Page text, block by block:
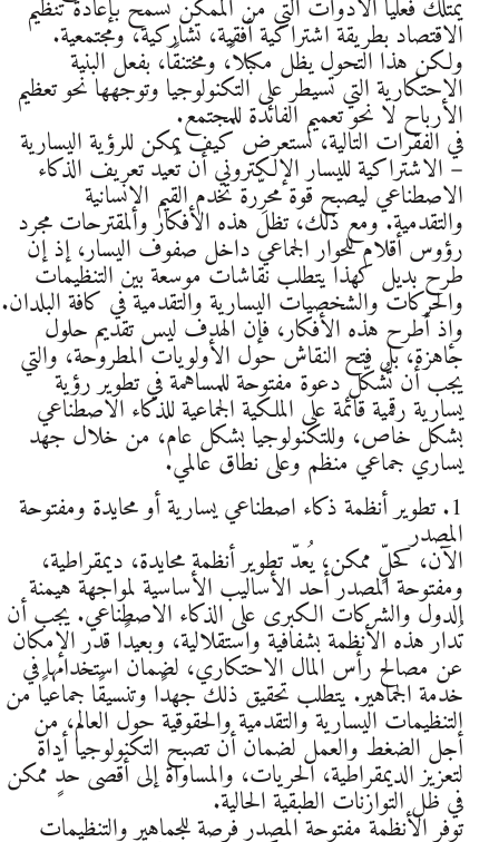
يمتلك فعليًا الأدوات التي من الممكن تسمح بإعادة تنظيم
الاقتصاد بطريقة اشتراكية أفقية، تشاركية، ومجتمعية.
ولكن هذا التحول يظل مكبلاً، ومختنقًا، بفعل البنية
الاحتكارية التي تسيطر على التكنولوجيا وتوجهها نحو تعظيم
الأرباح لا نحو تعميم الفائدة للمجتمع.
في الفقرات التالية، نستعرض كيف يمكن للرؤية اليسارية
– الاشتراكية لليسار الإلكتروني أن تُعيد تعريف الذكاء
الاصطناعي ليصبح قوة محرِّرة تخدم القيم الإنسانية
والتقدمية. ومع ذلك، تظل هذه الأفكار والمقترحات مجرد
رؤوس أقلام للحوار الجماعي داخل صفوف اليسار، إذ إن
طرح بديل كهذا يتطلب نقاشات موسعة بين التنظيمات
والحركات والشخصيات اليسارية والتقدمية في كافة البلدان.
وإذ أطرح هذه الأفكار، فإن الهدف ليس تقديم حلول
جاهزة، بل فتح النقاش حول الأولويات المطروحة، والتي
يجب أن تُشكّل دعوة مفتوحة للمساهمة في تطوير رؤية
يسارية رقمية قائمة على الملكية الجماعية للذكاء الاصطناعي
بشكل خاص، وللتكنولوجيا بشكل عام، من خلال جهد
يساري جماعي منظم وعلى نطاق عالمي.
1. تطوير أنظمة ذكاء اصطناعي يسارية أو محايدة ومفتوحة
المصدر
الآن، كحلٍّ ممكن، يُعدّ تطوير أنظمة محايدة، ديمقراطية،
ومفتوحة المصدر أحد الأساليب الأساسية لمواجهة هيمنة
الدول والشركات الكبرى على الذكاء الاصطناعي. يجب أن
تُدار هذه الأنظمة بشفافية واستقلالية، وبعيدًا قدر الإمكان
عن مصالح رأس المال الاحتكاري، لضمان استخدامها في
خدمة الجماهير. يتطلب تحقيق ذلك جهدًا وتنسيقًا جماعيًا من
التنظيمات اليسارية والتقدمية والحقوقية حول العالم، من
أجل الضغط والعمل لضمان أن تصبح التكنولوجيا أداة
لتعزيز الديمقراطية، الحريات، والمساواة إلى أقصى حدٍّ ممكن
في ظل التوازنات الطبقية الحالية.
توفر الأنظمة مفتوحة المصدر فرصة للجماهير والتنظيمات